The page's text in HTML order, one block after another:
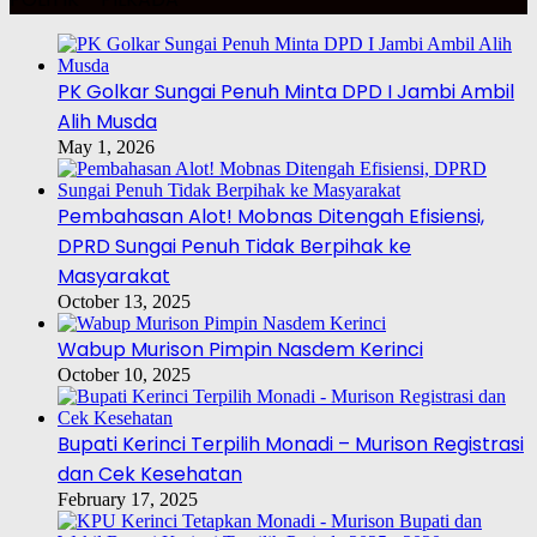
PK Golkar Sungai Penuh Minta DPD I Jambi Ambil
Alih Musda
May 1, 2026
Pembahasan Alot! Mobnas Ditengah Efisiensi,
DPRD Sungai Penuh Tidak Berpihak ke
Masyarakat
October 13, 2025
Wabup Murison Pimpin Nasdem Kerinci
October 10, 2025
Bupati Kerinci Terpilih Monadi – Murison Registrasi
dan Cek Kesehatan
February 17, 2025